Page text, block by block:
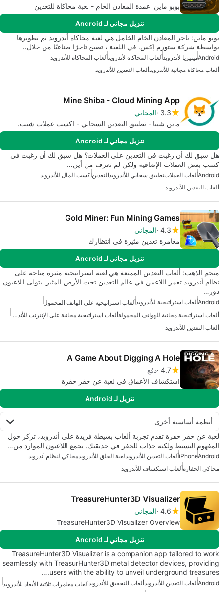
بوبو ماين: عمدة المعادن الخام - لعبة محاكاة للتعدين
تنزيل مجاني لـ Android
بوبو ماين: تاجر المعادن الخام الخامل هي لعبة محاكاة أندرويد تم تطويرها
بواسطة شركة ستورم إكس. في اللعبة ، تصبح تاجرًا صناعيًا من خلال…
Androidمينيريا لأندرويدألعاب المحاكاة لأندرويدألعاب المحاكاة للأندرويد
ألعاب محاكاة مجانية للأندرويدألعاب التعدين للأندرويد
Mine Shiba - Cloud Mining App
3.3 المجاني
ماين شيبا - تطبيق التعدين السحابي - اكسب عملات شيب.
تنزيل مجاني لـ Android
هل سبق لك أن رغبت في التعدين على العملات؟ هل سبق لك أن رغبت في
كسب بعض العملات الإضافية ولكن لم تعرف من أين…
Androidألعاب العملاتتطبيق سحابي للأندرويد التعديناكسب المال للأندرويد
ألعاب التعدين للأندرويد
Gold Miner: Fun Mining Games
4.3 المجاني
مغامرة تعدين مثيرة في انتظارك
تنزيل مجاني لـ Android
منجم الذهب: ألعاب التعدين الممتعة هي لعبة استراتيجية مثيرة متاحة على
نظام أندرويد تغمر اللاعبين في عالم التعدين تحت الأرض المثير. يتولى اللاعبون
دور…
Androidألعاب استراتيجية للأندرويدألعاب استراتيجية على الهاتف المحمول
ألعاب استراتيجية مجانية للهواتف المحمولة
ألعاب استراتيجية مجانية على الإنترنت للأندرويد
ألعاب التعدين للأندرويد
A Game About Digging A Hole
4.7 دفع
استكشاف الأعماق في لعبة عن حفر حفرة
تنزيل لـ Android
أنظمة أساسية أخرى
لعبة عن حفر حفرة تقدم تجربة ألعاب بسيطة فريدة على أندرويد، تركز حول
المفهوم البسيط ولكنه جذاب للحفر في حديقتك. يجمع اللاعبون الموارد من…
Android
iPhoneألعاب التعدين للأندرويدلعبة الخلق للأندرويدمحاكي لنظام أندرويد
محاكي الحفارةألعاب استكشاف للأندرويد
TreasureHunter3D Visualizer
4.6 المجاني
TreasureHunter3D Visualizer Overview
تنزيل مجاني لـ Android
TreasureHunter3D Visualizer is a companion app tailored to work
seamlessly with TreasurHunter3D metal detector devices, providing
users with the ability to unveil underground treasures.…
Androidألعاب التعدين للأندرويدألعاب التحقيق للأندرويدألعاب مغامرات ثلاثية الأبعاد للأندرويد